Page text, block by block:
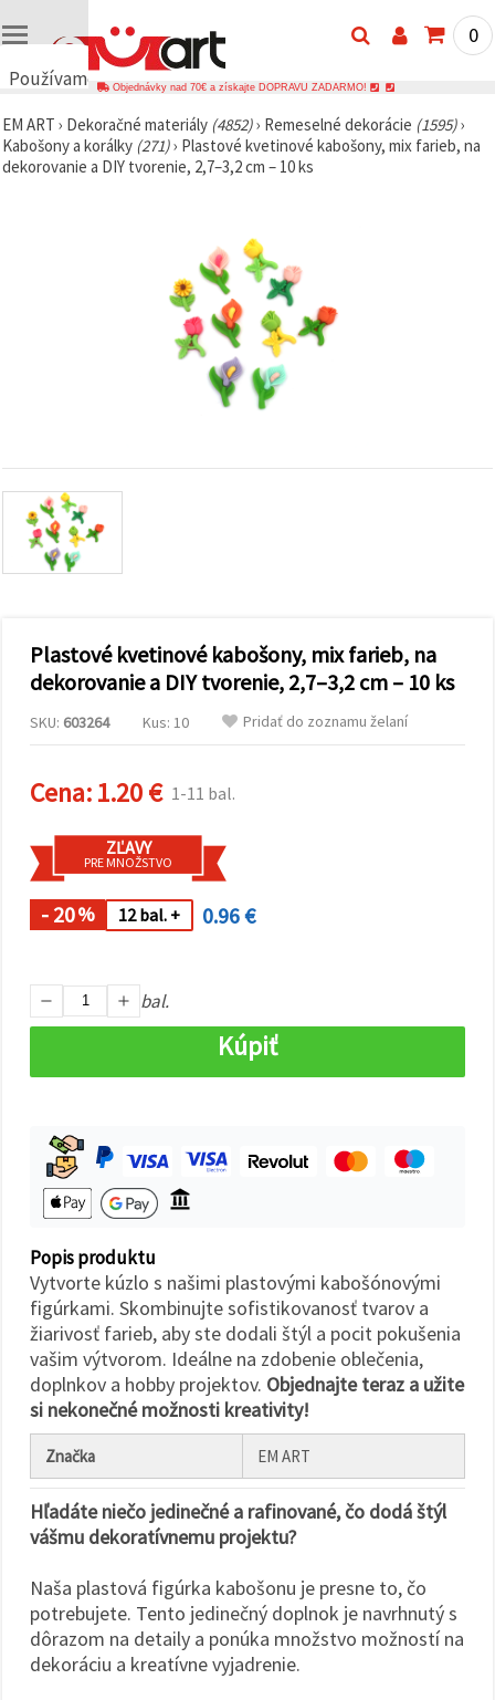
Používame
🍪
Používame
cookies a
zobrazovali
obsah a
reklamu, aj
s pomocou
našich
partnerov
Môžete
súhlasiť s
používaním
súborov
cookie
všetky!"
uviesť svoje
preferencie
Nastaveniach
výberom
cookie a
na tlačidlo
Nastavenia
0
Objednávky nad 70€ a získajte DOPRAVU ZADARMO!
EM ART › Dekoračné materiály (4852)› Remeselné dekorácie (1595)›
Kabošony a korálky (271)› Plastové kvetinové kabošony, mix farieb, na
dekorovanie a DIY tvorenie, 2,7–3,2 cm – 10 ks
Plastové kvetinové kabošony, mix farieb, na
dekorovanie a DIY tvorenie, 2,7–3,2 cm – 10 ks
SKU: 603264 Kus: 10 Pridať do zoznamu želaní
Cena:1.20 € 1-11 bal.
ZĽAVY
PRE MNOŽSTVO
- 20% 12 bal. + 0.96 €
bal.
Kúpiť
Popis produktu
Vytvorte kúzlo s našimi plastovými kabošónovými
figúrkami. Skombinujte sofistikovanosť tvarov a
žiarivosť farieb, aby ste dodali štýl a pocit pokušenia
vašim výtvorom. Ideálne na zdobenie oblečenia,
doplnkov a hobby projektov. Objednajte teraz a užite
si nekonečné možnosti kreativity!
Značka EM ART
Hľadáte niečo jedinečné a rafinované, čo dodá štýl
vášmu dekoratívnemu projektu?
Naša plastová figúrka kabošonu je presne to, čo
potrebujete. Tento jedinečný doplnok je navrhnutý s
dôrazom na detaily a ponúka množstvo možností na
dekoráciu a kreatívne vyjadrenie.